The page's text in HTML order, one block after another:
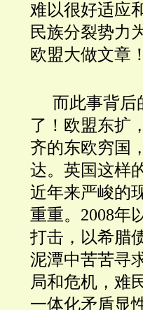
难以很好适应
民族分裂势力
欧盟大做文章！
而此事背后
了！欧盟东扩
齐的东欧穷国
达。英国这样
近年来严峻的
重重。2008年
打击，以希腊
泥潭中苦苦寻
局和危机，难
一体化矛盾显